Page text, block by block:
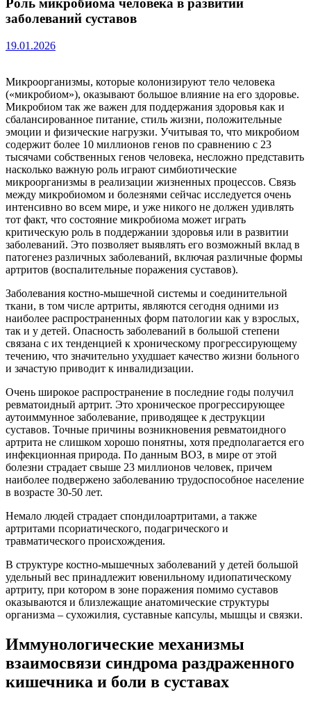
Роль микробиома человека в развитии
заболеваний суставов
19.01.2026
Микроорганизмы, которые колонизируют тело человека
(«микробиом»), оказывают большое влияние на его здоровье.
Микробиом так же важен для поддержания здоровья как и
сбалансированное питание, стиль жизни, положительные
эмоции и физические нагрузки. Учитывая то, что микробиом
содержит более 10 миллионов генов по сравнению с 23
тысячами собственных генов человека, несложно представить
насколько важную роль играют симбиотические
микроорганизмы в реализации жизненных процессов. Связь
между микробиомом и болезнями сейчас исследуется очень
интенсивно во всем мире, и уже никого не должен удивлять
тот факт, что состояние микробиома может играть
критическую роль в поддержании здоровья или в развитии
заболеваний. Это позволяет выявлять его возможный вклад в
патогенез различных заболеваний, включая различные формы
артритов (воспалительные поражения суставов).
Заболевания костно-мышечной системы и соединительной
ткани, в том числе артриты, являются сегодня одними из
наиболее распространенных форм патологии как у взрослых,
так и у детей. Опасность заболеваний в большой степени
связана с их тенденцией к хроническому прогрессирующему
течению, что значительно ухудшает качество жизни больного
и зачастую приводит к инвалидизации.
Очень широкое распространение в последние годы получил
ревматоидный артрит. Это хроническое прогрессирующее
аутоиммунное заболевание, приводящее к деструкции
суставов. Точные причины возникновения ревматоидного
артрита не слишком хорошо понятны, хотя предполагается его
инфекционная природа. По данным ВОЗ, в мире от этой
болезни страдает свыше 23 миллионов человек, причем
наиболее подвержено заболеванию трудоспособное население
в возрасте 30-50 лет.
Немало людей страдает спондилоартритами, а также
артритами псориатического, подагрического и
травматического происхождения.
В структуре костно-мышечных заболеваний у детей большой
удельный вес принадлежит ювенильному идиопатическому
артриту, при котором в зоне поражения помимо суставов
оказываются и близлежащие анатомические структуры
организма – сухожилия, суставные капсулы, мышцы и связки.
Иммунологические механизмы
взаимосвязи синдрома раздраженного
кишечника и боли в суставах